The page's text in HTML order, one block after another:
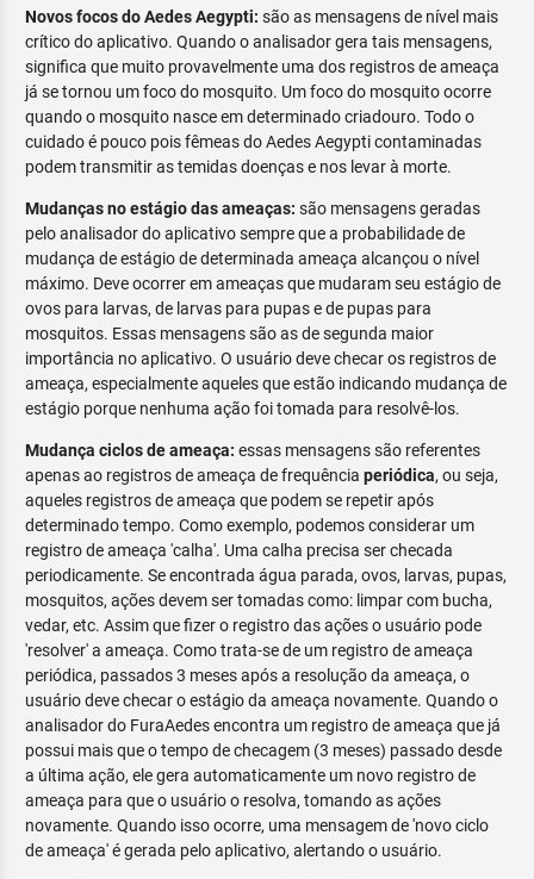
Novos focos do Aedes Aegypti: são as mensagens de nível mais
crítico do aplicativo. Quando o analisador gera tais mensagens,
significa que muito provavelmente uma dos registros de ameaça
já se tornou um foco do mosquito. Um foco do mosquito ocorre
quando o mosquito nasce em determinado criadouro. Todo o
cuidado é pouco pois fêmeas do Aedes Aegypti contaminadas
podem transmitir as temidas doenças e nos levar à morte.
Mudanças no estágio das ameaças: são mensagens geradas
pelo analisador do aplicativo sempre que a probabilidade de
mudança de estágio de determinada ameaça alcançou o nível
máximo. Deve ocorrer em ameaças que mudaram seu estágio de
ovos para larvas, de larvas para pupas e de pupas para
mosquitos. Essas mensagens são as de segunda maior
importância no aplicativo. O usuário deve checar os registros de
ameaça, especialmente aqueles que estão indicando mudança de
estágio porque nenhuma ação foi tomada para resolvê-los.
Mudança ciclos de ameaça: essas mensagens são referentes
apenas ao registros de ameaça de frequência periódica, ou seja,
aqueles registros de ameaça que podem se repetir após
determinado tempo. Como exemplo, podemos considerar um
registro de ameaça 'calha'. Uma calha precisa ser checada
periodicamente. Se encontrada água parada, ovos, larvas, pupas,
mosquitos, ações devem ser tomadas como: limpar com bucha,
vedar, etc. Assim que fizer o registro das ações o usuário pode
'resolver' a ameaça. Como trata-se de um registro de ameaça
periódica, passados 3 meses após a resolução da ameaça, o
usuário deve checar o estágio da ameaça novamente. Quando o
analisador do FuraAedes encontra um registro de ameaça que já
possui mais que o tempo de checagem (3 meses) passado desde
a última ação, ele gera automaticamente um novo registro de
ameaça para que o usuário o resolva, tomando as ações
novamente. Quando isso ocorre, uma mensagem de 'novo ciclo
de ameaça' é gerada pelo aplicativo, alertando o usuário.